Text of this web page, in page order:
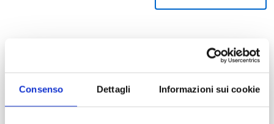
Consenso Dettagli Informazioni sui cookie
03/12/2020
Splendid Conclusion for the
“Radardrone” Project